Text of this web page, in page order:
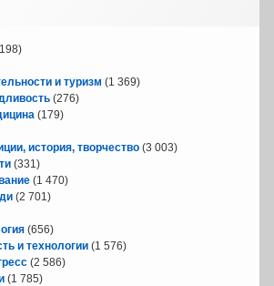
и туризм (1 369)
(276)
(179)
история, творчество(3 003)
(331)
(1 470)
(2 701)
(656)
и технологии(1 576)
(2 586)
(1 785)